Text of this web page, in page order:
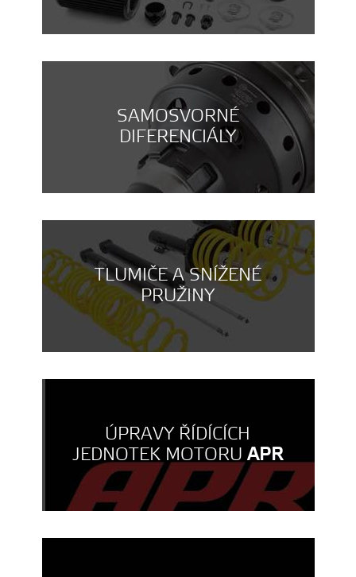
SAMOSVORNÉ
DIFERENCIÁLY
TLUMIČE A SNÍŽENÉ
PRUŽINY
ÚPRAVY ŘÍDÍCÍCH
JEDNOTEK MOTORUAPR